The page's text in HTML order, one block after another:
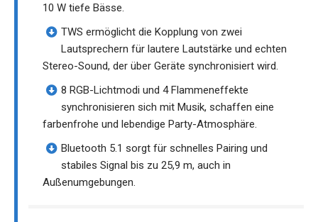
10 W tiefe Bässe.
TWS ermöglicht die Kopplung von zwei
Lautsprechern für lautere Lautstärke und echten
Stereo-Sound, der über Geräte synchronisiert wird.
8 RGB-Lichtmodi und 4 Flammeneffekte
synchronisieren sich mit Musik, schaffen eine
farbenfrohe und lebendige Party-Atmosphäre.
Bluetooth 5.1 sorgt für schnelles Pairing und
stabiles Signal bis zu 25,9 m, auch in
Außenumgebungen.